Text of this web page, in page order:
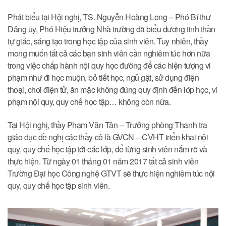
Phát biểu tại Hội nghị, TS. Nguyễn Hoàng Long – Phó Bí thư
Đảng ủy, Phó Hiệu trưởng Nhà trường đã biểu dương tinh thần
tự giác, sáng tạo trong học tập của sinh viên. Tuy nhiên, thầy
mong muốn tất cả các bạn sinh viên cần nghiêm túc hơn nữa
trong việc chấp hành nội quy học đường để các hiện tượng vi
phạm như đi học muộn, bỏ tiết học, ngủ gật, sử dụng điện
thoại, chơi điện tử, ăn mặc không đúng quy định đến lớp học, vi
phạm nội quy, quy chế học tập… không còn nữa.
Tại Hội nghị, thầy Phạm Văn Tân – Trưởng phòng Thanh tra
giáo dục đề nghị các thầy cô là GVCN – CVHT triển khai nội
quy, quy chế học tập tới các lớp, để từng sinh viên nắm rõ và
thực hiện. Từ ngày 01 tháng 01 năm 2017 tất cả sinh viên
Trường Đại học Công nghệ GTVT sẽ thực hiện nghiêm túc nội
quy, quy chế học tập sinh viên.